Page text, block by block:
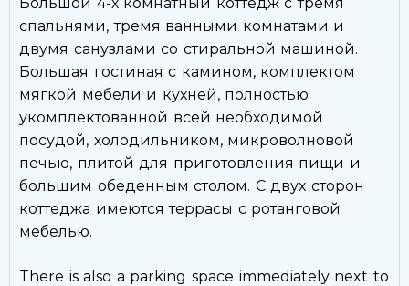
спальнями, тремя ванными комнатами и
двумя санузлами со стиральной машиной.
Большая гостиная с камином, комплектом
мягкой мебели и кухней, полностью
укомплектованной всей необходимой
посудой, холодильником, микроволновой
печью, плитой для приготовления пищи и
большим обеденным столом. С двух сторон
коттеджа имеются террасы с ротанговой
мебелью.
There is also a parking space immediately next to